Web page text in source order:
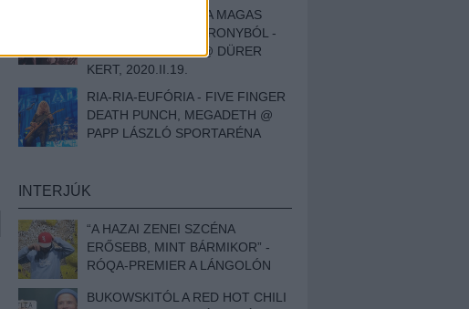
MÉLY FÉRFIBÁNAT A MAGAS
ELEFÁNTCSONTTORONYBÓL -
LEPROUS, KLONE @ DÜRER
KERT, 2020.II.19.
RIA-RIA-EUFÓRIA - FIVE FINGER
DEATH PUNCH, MEGADETH @
PAPP LÁSZLÓ SPORTARÉNA
INTERJÚK
“A HAZAI ZENEI SZCÉNA
ERŐSEBB, MINT BÁRMIKOR” -
RÓQA-PREMIER A LÁNGOLÓN
BUKOWSKITÓL A RED HOT CHILI